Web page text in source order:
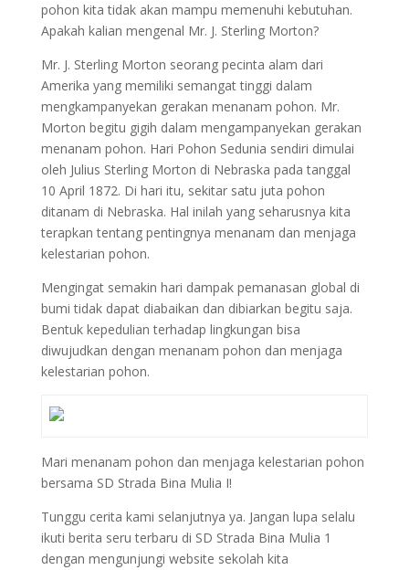
pohon kita tidak akan mampu memenuhi kebutuhan.
Apakah kalian mengenal Mr. J. Sterling Morton?
Mr. J. Sterling Morton seorang pecinta alam dari
Amerika yang memiliki semangat tinggi dalam
mengkampanyekan gerakan menanam pohon. Mr.
Morton begitu gigih dalam mengampanyekan gerakan
menanam pohon. Hari Pohon Sedunia sendiri dimulai
oleh Julius Sterling Morton di Nebraska pada tanggal
10 April 1872. Di hari itu, sekitar satu juta pohon
ditanam di Nebraska. Hal inilah yang seharusnya kita
terapkan tentang pentingnya menanam dan menjaga
kelestarian pohon.
Mengingat semakin hari dampak pemanasan global di
bumi tidak dapat diabaikan dan dibiarkan begitu saja.
Bentuk kepedulian terhadap lingkungan bisa
diwujudkan dengan menanam pohon dan menjaga
kelestarian pohon.
Mari menanam pohon dan menjaga kelestarian pohon
bersama SD Strada Bina Mulia I!
Tunggu cerita kami selanjutnya ya. Jangan lupa selalu
ikuti berita seru terbaru di SD Strada Bina Mulia 1
dengan mengunjungi website sekolah kita